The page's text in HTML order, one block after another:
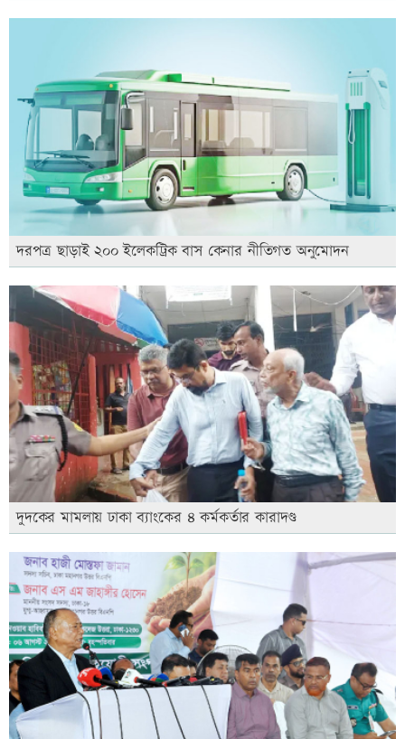
দরপত্র ছাড়াই ২০০ ইলেকট্রিক বাস কেনার নীতিগত অনুমোদন
দুদকের মামলায় ঢাকা ব্যাংকের ৪ কর্মকর্তার কারাদণ্ড